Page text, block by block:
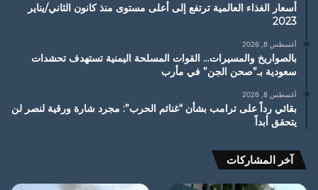
أسعار الغذاء العالمية ترتفع إلى أعلى مستوى منذ كانون الثاني/يناير
2023
أغسطس 8, 2026
بالصواريخ والمسيرات… القوات المسلحة اليمنية تستهدف تحشدات
سعودية بـ”صحن الجن” في مأرب
أغسطس 8, 2026
بقائي رداً على ترامب بشأن “غنائم الحرب”: مجرد شارة ورقية لنصر لن
يتحقق أبداً
آخر المشاركات